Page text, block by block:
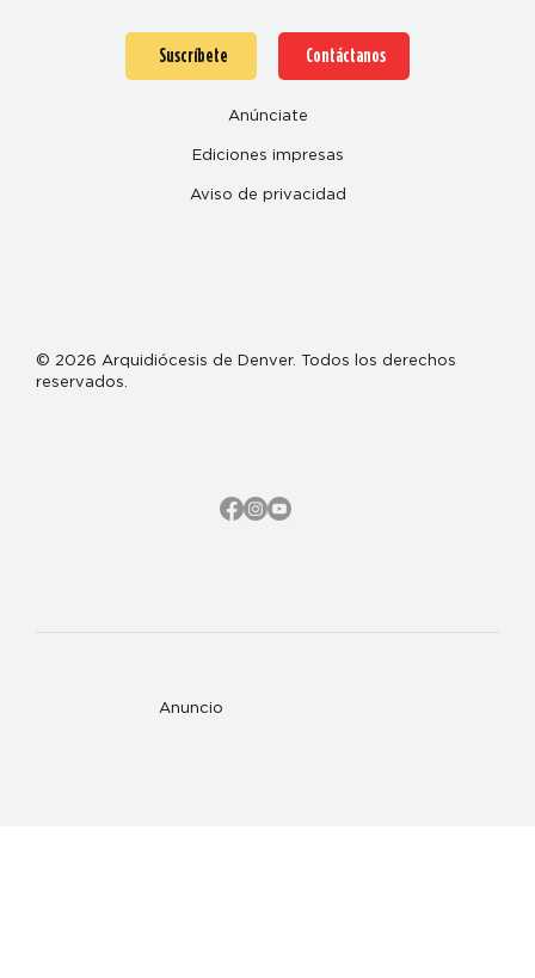
Anuncio
Suscríbete Contáctanos
Anúnciate
Ediciones impresas
Aviso de privacidad
© 2026 Arquidiócesis de Denver. Todos los derechos
reservados.